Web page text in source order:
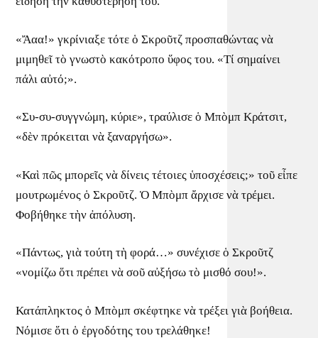
«Ἄαα!» γκρίνιαξε τότε ὁ Σκροῦτζ προσπαθώντας νὰ
μιμηθεῖ τὸ γνωστὸ κακότροπο ὕφος του. «Τί σημαίνει
πάλι αὐτό;».
«Συ-συ-συγγνώμη, κύριε», τραύλισε ὁ Μπὸμπ Κράτσιτ,
«δὲν πρόκειται νὰ ξαναργήσω».
«Καὶ πῶς μπορεῖς νὰ δίνεις τέτοιες ὑποσχέσεις;» τοῦ εἶπε
μουτρωμένος ὁ Σκροῦτζ. Ὁ Μπὸμπ ἄρχισε νὰ τρέμει.
Φοβήθηκε τὴν ἀπόλυση.
«Πάντως, γιὰ τούτη τὴ φορά…» συνέχισε ὁ Σκροῦτζ
«νομίζω ὅτι πρέπει νὰ σοῦ αὐξήσω τὸ μισθό σου!».
Κατάπληκτος ὁ Μπὸμπ σκέφτηκε νὰ τρέξει γιὰ βοήθεια.
Νόμισε ὅτι ὁ ἐργοδότης του τρελάθηκε!